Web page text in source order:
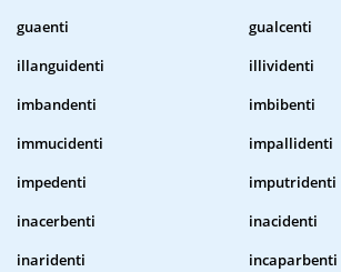
guaenti
gualcenti
illanguidenti
illividenti
imbandenti
imbibenti
immucidenti
impallidenti
impedenti
imputridenti
inacerbenti
inacidenti
inaridenti
incaparbenti